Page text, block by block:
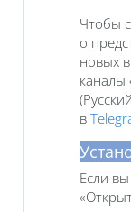
Чтобы
о
новых
каналы
в
Если